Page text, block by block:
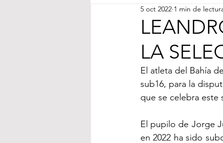
LA
5 oct 2022 1 min de
El atleta del Bahía
sub16, para la
que se celebra este
El pupilo de Jorge
en 2022 ha sido